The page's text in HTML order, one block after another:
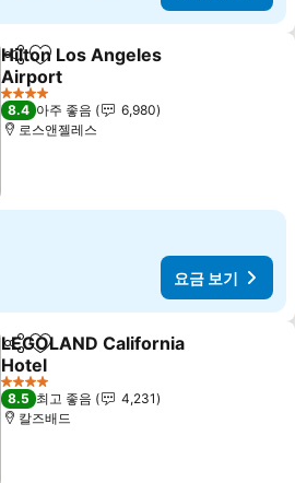
공유 즐겨찾기에 추가
Hilton Los Angeles
Airport
4 성급
8.4 아주 좋음
6,980
로스앤젤레스
요금 보기
공유 즐겨찾기에 추가
LEGOLAND California
Hotel
4 성급
8.5 최고 좋음
4,231
칼즈배드